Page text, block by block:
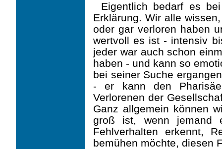
Eigentlich bedarf es
Erklärung. Wir alle
oder gar verloren haben
wertvoll es ist - intensiv
jeder war auch schon
haben - und kann so
bei seiner Suche
- er kann den
Verlorenen der
Ganz allgemein können
groß ist, wenn jemand
Fehlverhalten erkennt,
bemühen möchte, diesen